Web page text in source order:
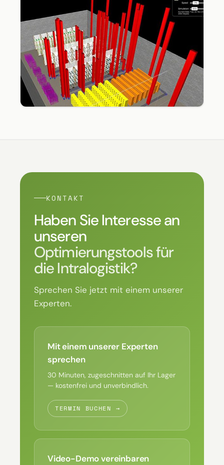
KONTAKT
Haben Sie Interesse an
unseren
Optimierungstools für
die Intralogistik?
Sprechen Sie jetzt mit einem unserer
Experten.
Mit einem unserer Experten
sprechen
30 Minuten, zugeschnitten auf Ihr Lager
— kostenfrei und unverbindlich.
TERMIN BUCHEN →
Video-Demo vereinbaren